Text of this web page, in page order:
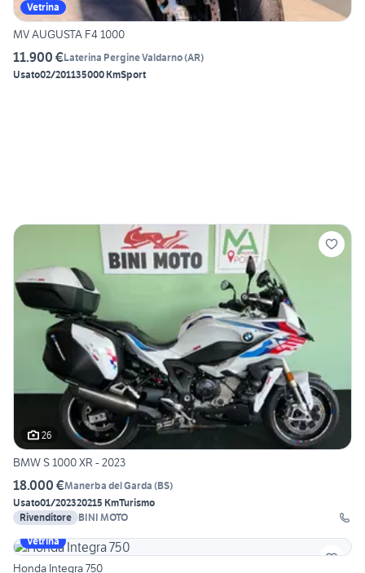
Vetrina
MV AUGUSTA F4 1000
11.900 €Laterina Pergine Valdarno(AR)
Usato02/201135000 KmSport
26
BMW S 1000 XR - 2023
18.000 €Manerba del Garda (BS)
Usato01/202320215 KmTurismo
Rivenditore BINI MOTO
Vetrina
Honda Integra 750